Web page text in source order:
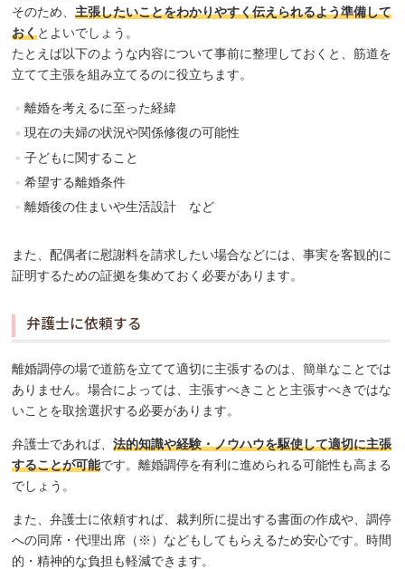
そのため、主張したいことをわかりやすく伝えられるよう準備して
おくとよいでしょう。
たとえば以下のような内容について事前に整理しておくと、筋道を
立てて主張を組み立てるのに役立ちます。
離婚を考えるに至った経緯
現在の夫婦の状況や関係修復の可能性
子どもに関すること
希望する離婚条件
離婚後の住まいや生活設計 など
また、配偶者に慰謝料を請求したい場合などには、事実を客観的に
証明するための証拠を集めておく必要があります。
弁護士に依頼する
離婚調停の場で道筋を立てて適切に主張するのは、簡単なことでは
ありません。場合によっては、主張すべきことと主張すべきではな
いことを取捨選択する必要があります。
弁護士であれば、法的知識や経験・ノウハウを駆使して適切に主張
することが可能です。離婚調停を有利に進められる可能性も高まる
でしょう。
また、弁護士に依頼すれば、裁判所に提出する書面の作成や、調停
への同席・代理出席（※）などもしてもらえるため安心です。時間
的・精神的な負担も軽減できます。